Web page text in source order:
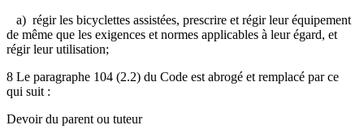
a) régir les bicyclettes assistées, prescrire et régir leur équipement
de même que les exigences et normes applicables à leur égard, et
régir leur utilisation;
8 Le paragraphe 104 (2.2) du Code est abrogé et remplacé par ce
qui suit :
Devoir du parent ou tuteur